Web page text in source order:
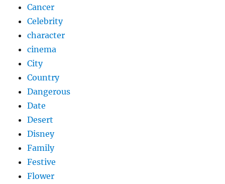
Cancer
Celebrity
character
cinema
City
Country
Dangerous
Date
Desert
Disney
Family
Festive
Flower